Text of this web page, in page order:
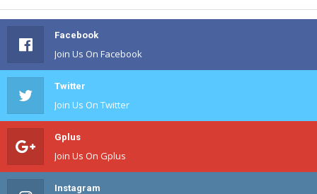
Facebook
Join Us On Facebook
Twitter
Join Us On Twitter
Gplus
Join Us On Gplus
Instagram